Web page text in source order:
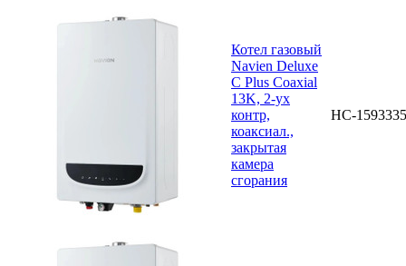
Котел газовый
Navien Deluxe
C Plus Coaxial
13K, 2-ух
контр,
коаксиал.,
закрытая
камера
сгорания
НС-1593335